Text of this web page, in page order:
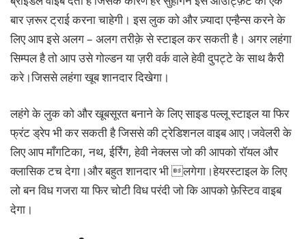
बार ज़रूर ट्राई करना चाहेगी। इस लुक को और ज़्यादा एन्हैन्स करने के
लिए आप इसे अलग – अलग तरीक़े से स्टाइल कर सकती है। अगर लहंगा
सिम्पल है तो आप उसे गोल्डन या ज़री वर्क वाले हेवी दुपट्टे के साथ कैरी
करे।जिससे लहंगा खूब शानदार दिखेगा।
लहंगे के लुक को और खूबसूरत बनाने के लिए साइड पल्लू स्टाइल या फिर
फ्रंट ड्रेप भी कर सकती है जिससे की ट्रेडिशनल वाइब आए।जवेलरी के
लिए आप माँगटिका, नथ, ईर्रिंग, हेवी नेक्लस जो की आपको रॉयल और
क्लासिक टच देगा।और बहुत शानदार भी लगेगा।हेयरस्टाइल के लिए
लो बन विध गजरा या फिर चोटी विध परंदी जो कि आपको फ़ेस्टिव वाइब
देगा।